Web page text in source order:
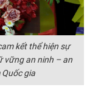
kết thể hiện sự
vững an ninh – an
gia